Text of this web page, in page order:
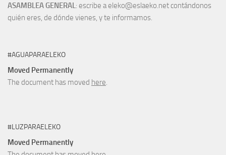
ASAMBLEA GENERAL : escribe a eleko@eslaeko.net contándonos
quién eres, de dónde vienes, y te informamos.
#AGUAPARAELEKO
Moved Permanently
The document has moved here
#LUZPARAELEKO
Moved Permanently